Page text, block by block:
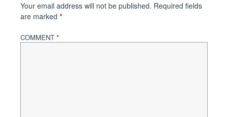
Your email address will not be published. Required fields
are marked *
COMMENT *